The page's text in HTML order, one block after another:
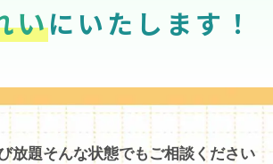
いにいたします！
放題そんな状態でもご相談ください